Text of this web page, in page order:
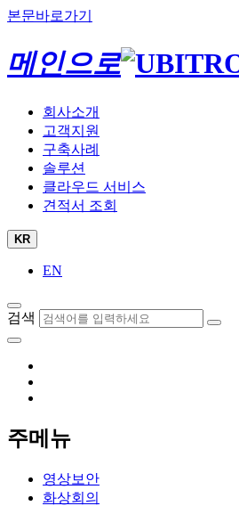
본문바로가기
메인으로
회사소개
고객지원
구축사례
솔루션
클라우드 서비스
견적서 조회
KR
EN
검색
주메뉴
영상보안
화상회의